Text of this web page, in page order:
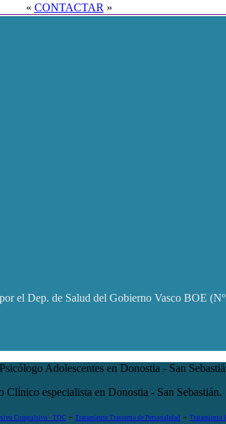
« CONTACTAR »
el Dep. de Salud del Gobierno Vasco BOE
Adolescentes en Donostia - San
especialista en Donostia - San Sebastián.
Compulsivo - TOC - Tratamiento Trastorno de Personalidad - Tratamiento